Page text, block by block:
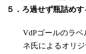
５．ろ過せず瓶詰めす
VdPゴールのラ
ネ氏によるオリ